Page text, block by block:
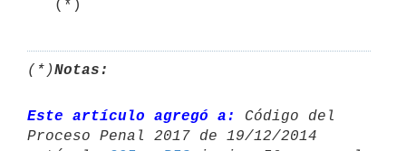
(*)Notas:
Este artículo agregó a:
Código del
Proceso Penal 2017 de 19/12/2014